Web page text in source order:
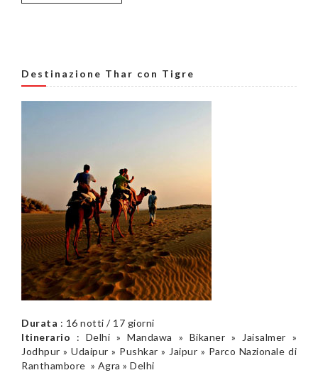
Destinazione Thar con Tigre
Durata : 16 notti / 17 giorni
Itinerario : Delhi » Mandawa » Bikaner » Jaisalmer »
Jodhpur » Udaipur » Pushkar » Jaipur » Parco Nazionale di
Ranthambore » Agra » Delhi